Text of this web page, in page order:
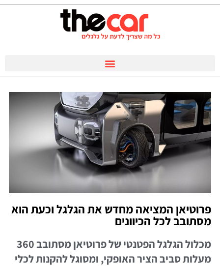
פרוטיאן המציאה מחדש את הגלגל וכעת הוא
מסתובב לכל הכיוונים
מכלול הגלגל הפטנטי של פרוטיאן מסתובב 360
מעלות סביב הציר האופקי, ומסוגל להקנות לכלי